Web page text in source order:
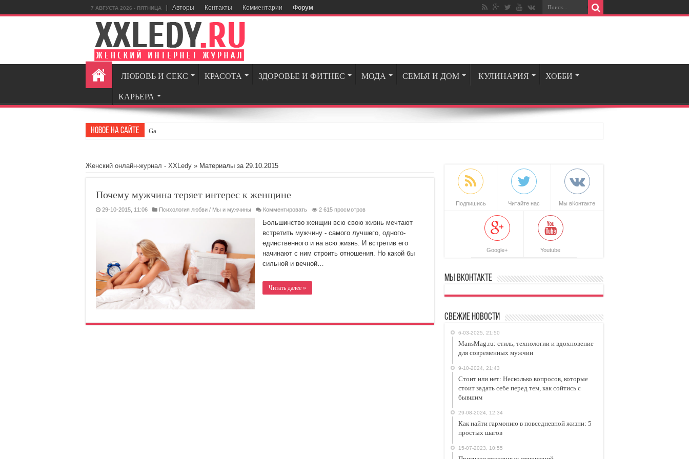
7 АВГУСТА 2026 - ПЯТНИЦА Авторы Контакты Комментарии Форум
ЛЮБОВЬ И СЕКС КРАСОТА ЗДОРОВЬЕ И ФИТНЕС МОДА СЕМЬЯ И ДОМ КУЛИНАРИЯ ХОББИ
КАРЬЕРА
Новое на сайте GamingRealm.ru —
Женский онлайн-журнал - XXLedy » Материалы за 29.10.2015
Почему мужчина теряет интерес к женщине
29-10-2015, 11:06 Психология любви / Мы и мужчины Комментировать 2 615 просмотров
Большинство женщин всю свою жизнь мечтают
встретить мужчину - самого лучшего, одного-
единственного и на всю жизнь. И встретив его
начинают с ним строить отношения. Но какой бы
сильной и вечной…
Читать далее »
Подпишись Читайте нас Мы вКонтакте
Google+ Youtube
Мы ВКонтакте
Свежие новости
6-03-2025, 21:50
MansMag.ru: стиль, технологии и вдохновение
для современных мужчин
9-10-2024, 21:43
Стоит или нет: Несколько вопросов, которые
стоит задать себе перед тем, как сойтись с
бывшим
29-08-2024, 12:34
Как найти гармонию в повседневной жизни: 5
простых шагов
15-07-2023, 10:55